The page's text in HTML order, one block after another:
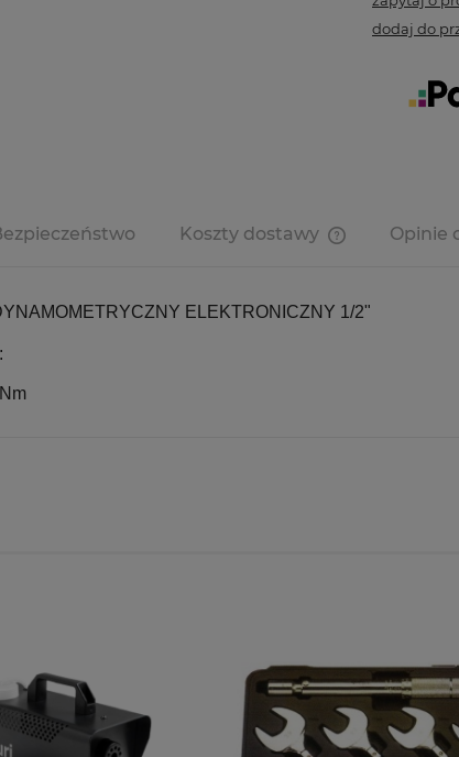
dodaj do
Koszty dostawy
kosztów
Opinie
ELEKTRONICZNY 1/2"